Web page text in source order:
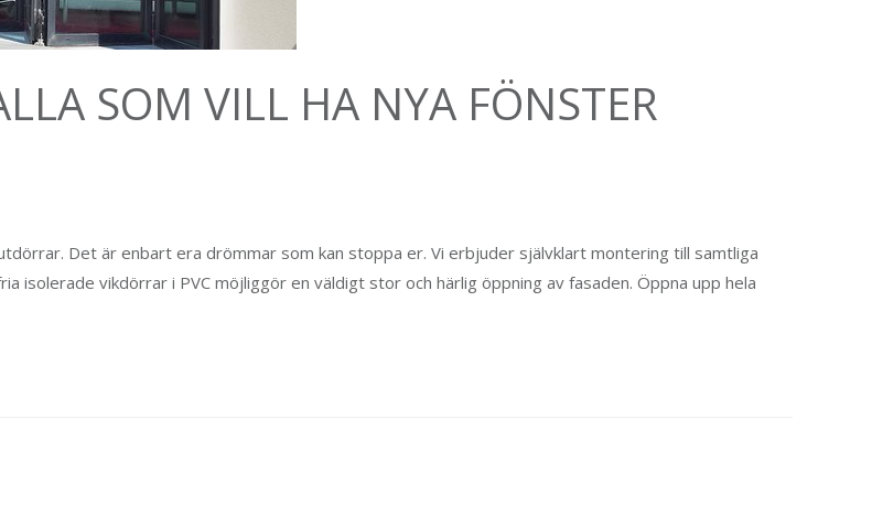
SOM VILL HA NYA FÖNSTER
Det är enbart era drömmar som kan stoppa er. Vi erbjuder självklart montering till samtliga
isolerade vikdörrar i PVC möjliggör en väldigt stor och härlig öppning av fasaden. Öppna upp hela